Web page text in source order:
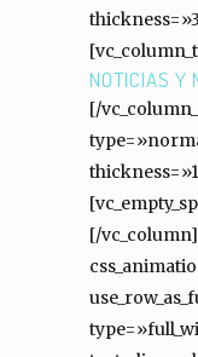
NOTICIAS Y
[/
[/